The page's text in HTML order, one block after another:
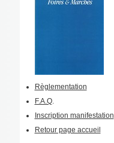
Règlementation
F.A.Q.
Inscription manifestation
Retour page accueil